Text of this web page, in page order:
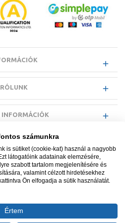
RÓLUNK
INFORMÁCIÓK
2015.
+36 1 700 3500
számunkra
is sütiket (cookie-kat) használ a nagyobb
látogatóink adatainak elemzésére,
szabott tartalom megjelenítésére és
valamint célzott hirdetésekhez
Ön elfogadja a sütik használatát.
Értem